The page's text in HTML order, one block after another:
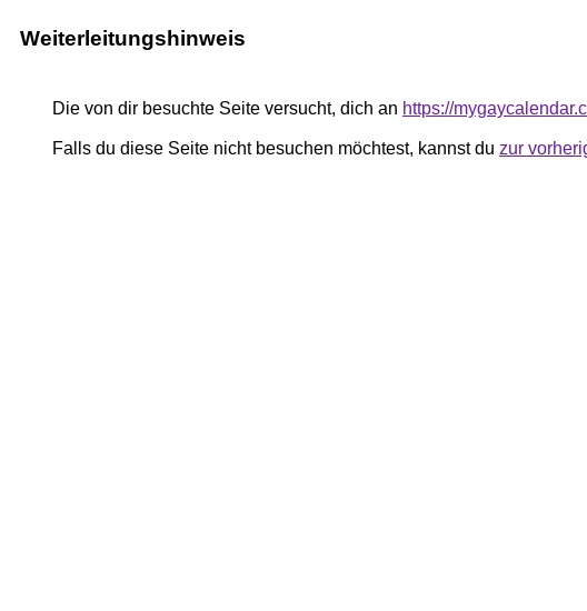
Weiterleitungshinweis
Die von dir besuchte Seite versucht, dich an https://
Falls du diese Seite nicht besuchen möchtest, kannst du zur